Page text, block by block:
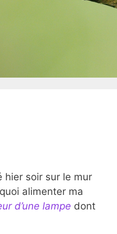
hier soir sur le mur
alimenter ma
d’une lampe dont